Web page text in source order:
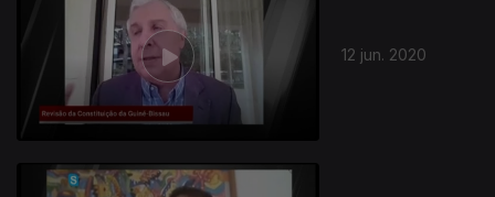
12 jun. 2020